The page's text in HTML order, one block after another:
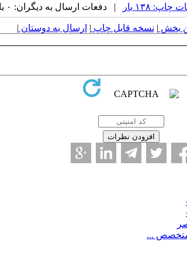
چاپ: ۱۳۸ بار | دفعات ارسال به دیگران: ۰ بار |
بخش | نسخه قابل چاپ | ارسال به دوستان |
متخصص ...